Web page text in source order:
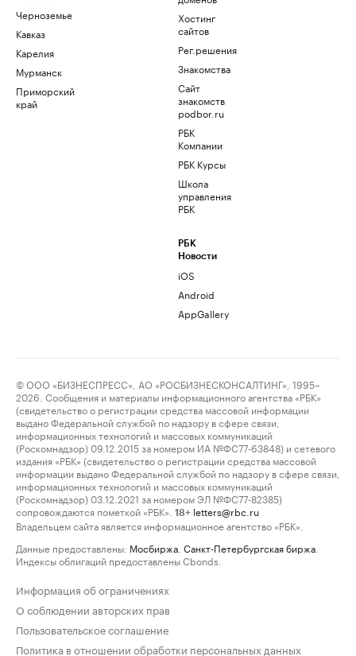
Черноземье
Кавказ
Карелия
Мурманск
Приморский
край
Хостинг
сайтов
Рег.решения
Знакомства
Сайт
знакомств
podbor.ru
РБК
Компании
РБК Курсы
Школа
управления
РБК
РБК
Новости
iOS
Android
AppGallery
© ООО «БИЗНЕСПРЕСС», АО «РОСБИЗНЕСКОНСАЛТИНГ», 1995–
2026. Сообщения и материалы информационного агентства «РБК»
(свидетельство о регистрации средства массовой информации
выдано Федеральной службой по надзору в сфере связи,
информационных технологий и массовых коммуникаций
(Роскомнадзор) 09.12.2015 за номером ИА №ФС77-63848) и сетевого
издания «РБК» (свидетельство о регистрации средства массовой
информации выдано Федеральной службой по надзору в сфере связи,
информационных технологий и массовых коммуникаций
(Роскомнадзор) 03.12.2021 за номером ЭЛ №ФС77-82385)
сопровождаются пометкой «РБК».
18+ letters@rbc.ru
Владельцем сайта является информационное агентство «РБК».
Данные предоставлены: Мосбиржа Санкт-Петербургская биржа
Индексы облигаций предоставлены Cbonds.
Информация об ограничениях
О соблюдении авторских прав
Пользовательское соглашение
Политика в отношении обработки персональных данных